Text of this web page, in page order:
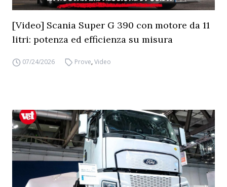
[Video] Scania Super G 390 con motore da 11
litri: potenza ed efficienza su misura
07/24/2026 Prove,Video